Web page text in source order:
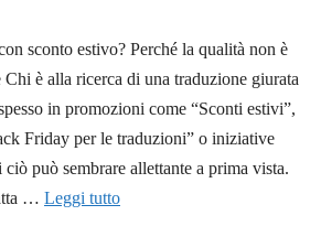
sconto estivo? Perché la qualità non è
è alla ricerca di una traduzione giurata
in promozioni come “Sconti estivi”,
Friday per le traduzioni” o iniziative
può sembrare allettante a prima vista.
… Leggi tutto